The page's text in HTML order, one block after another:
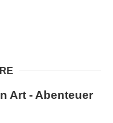
Art - Abenteuer